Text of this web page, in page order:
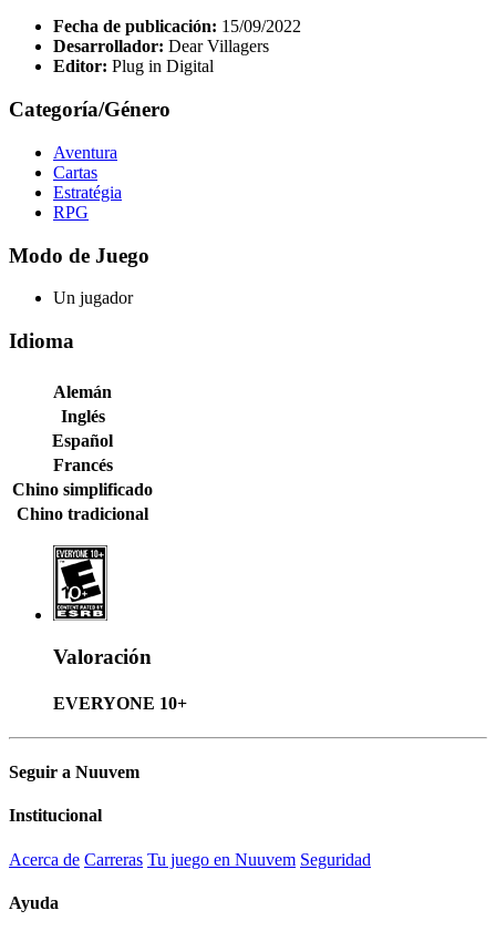
Fecha de publicación: 15/09/2022
Desarrollador: Dear Villagers
Editor: Plug in Digital
Categoría/Género
Aventura
Cartas
Estratégia
RPG
Modo de Juego
Un jugador
Idioma
Alemán
Inglés
Español
Francés
Chino simplificado
Chino tradicional
Valoración
EVERYONE 10+
Seguir a Nuuvem
Institucional
Acerca de Carreras Tu juego en Nuuvem Seguridad
Ayuda